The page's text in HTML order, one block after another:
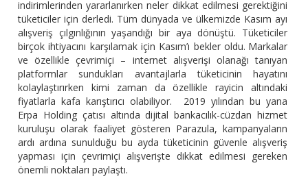
indirimlerinden yararlanırken neler dikkat edilmesi gerektiğini
tüketiciler için derledi. Tüm dünyada ve ülkemizde Kasım ayı
alışveriş çılgınlığının yaşandığı bir aya dönüştü. Tüketiciler
birçok ihtiyacını karşılamak için Kasım’ı bekler oldu. Markalar
ve özellikle çevrimiçi – internet alışverişi olanağı tanıyan
platformlar sundukları avantajlarla tüketicinin hayatını
kolaylaştırırken kimi zaman da özellikle rayicin altındaki
fiyatlarla kafa karıştırıcı olabiliyor. 2019 yılından bu yana
Erpa Holding çatısı altında dijital bankacılık-cüzdan hizmet
kuruluşu olarak faaliyet gösteren Parazula, kampanyaların
ardı ardına sunulduğu bu ayda tüketicinin güvenle alışveriş
yapması için çevrimiçi alışverişte dikkat edilmesi gereken
önemli noktaları paylaştı.